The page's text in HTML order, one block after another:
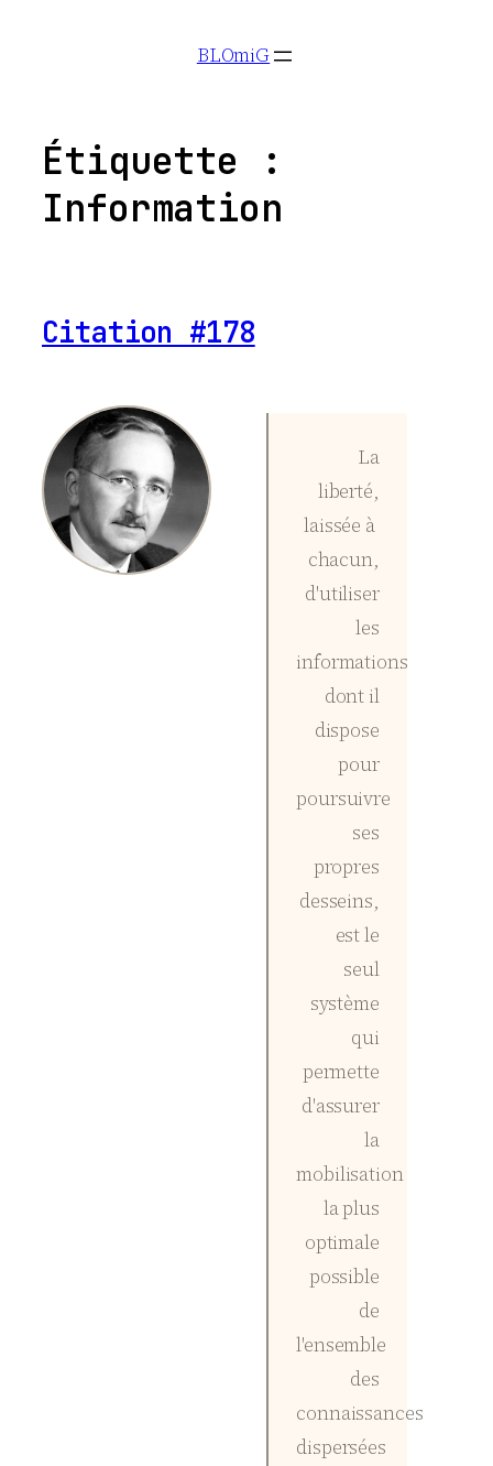
BLOmiG
Étiquette :
Information
Citation #178
La
liberté,
laissée à
chacun,
d'utiliser
les
informations
dont il
dispose
pour
poursuivre
ses
propres
desseins,
est le
seul
système
qui
permette
d'assurer
la
mobilisation
la plus
optimale
possible
de
l'ensemble
des
connaissances
dispersées